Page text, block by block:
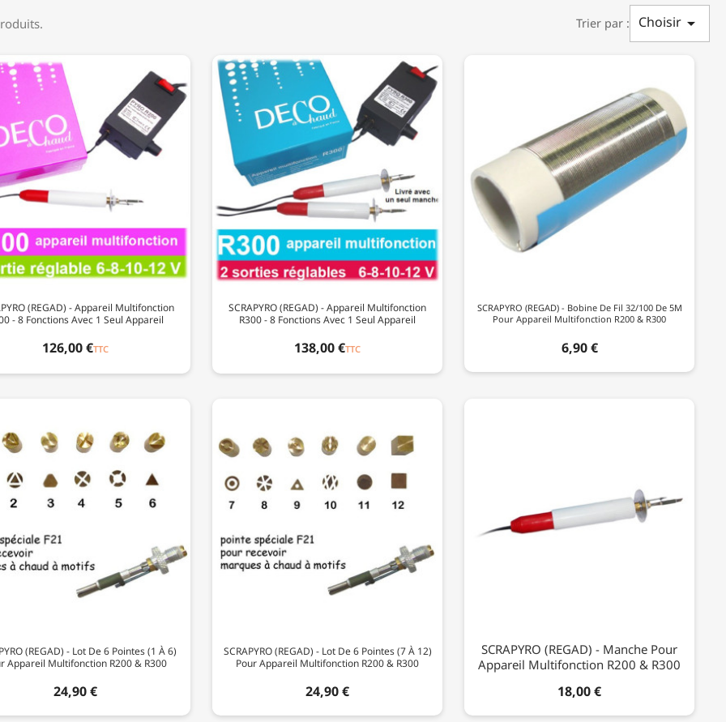
Trier par : Choisir 
(REGAD) - Appareil Multifonction
- 8 Fonctions Avec 1 Seul Appareil
126,00 €TTC
SCRAPYRO (REGAD) - Appareil Multifonction
R300 - 8 Fonctions Avec 1 Seul Appareil
138,00 €TTC
SCRAPYRO (REGAD) - Bobine De Fil 32/100 De 5M
Pour Appareil Multifonction R200 & R300
6,90 €
(REGAD) - Lot De 6 Pointes (1 À 6)
Appareil Multifonction R200 & R300
24,90 €
SCRAPYRO (REGAD) - Lot De 6 Pointes (7 À 12)
Pour Appareil Multifonction R200 & R300
24,90 €
SCRAPYRO (REGAD) - Manche Pour
Appareil Multifonction R200 & R300
18,00 €